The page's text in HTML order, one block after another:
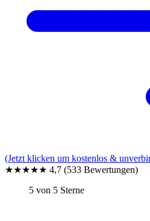
(Jetzt klicken um kostenlos &
★★★★★ 4,7 (533 Bewertungen)
5 von 5 Sterne